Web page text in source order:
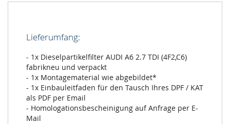
Lieferumfang:
- 1x Dieselpartikelfilter AUDI A6 2.7 TDI (4F2,C6)
fabrikneu und verpackt
- 1x Montagematerial wie abgebildet*
- 1x Einbauleitfaden für den Tausch Ihres DPF / KAT
als PDF per Email
- Homologationsbescheinigung auf Anfrage per E-
Mail